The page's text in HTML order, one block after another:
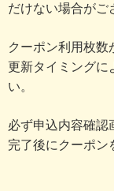
だけない場合がご
クーポン利用枚数
更新タイミングに
い。
必ず申込内容確認
完了後にクーポン